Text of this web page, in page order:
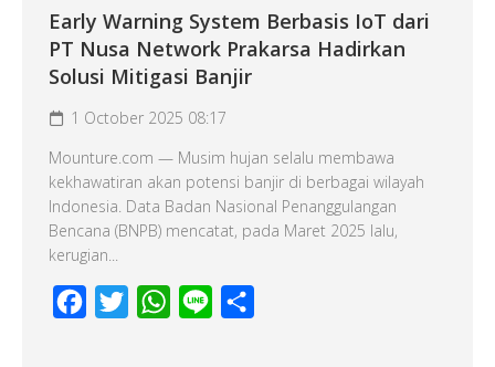
Early Warning System Berbasis IoT dari
PT Nusa Network Prakarsa Hadirkan
Solusi Mitigasi Banjir
1 October 2025 08:17
Mounture.com — Musim hujan selalu membawa
kekhawatiran akan potensi banjir di berbagai wilayah
Indonesia. Data Badan Nasional Penanggulangan
Bencana (BNPB) mencatat, pada Maret 2025 lalu,
kerugian...
Facebook
Twitter WhatsApp
Line